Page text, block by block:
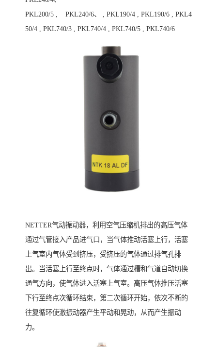
PKL200/5 , PKL240/6、 , PKL190/4 , PKL190/6 , PKL4
50/4 , PKL740/3 , PKL740/4 , PKL740/5 , PKL740/6
NETTER气动振动器，利用空气压缩机排出的高压气体
通过气管接入产品进气口，当气体推动活塞上行，活塞
上气室内气体受到挤压，受挤压的气体通过排气孔排
出。当活塞上行至终点时，气体通过槽和气道自动切换
通气方向，使气体进入活塞上气室。高压气体推压活塞
下行至终点次循环结束，第二次循环开始，依次不断的
往复循环使激振动器产生平动和晃动，从而产生振动
力。